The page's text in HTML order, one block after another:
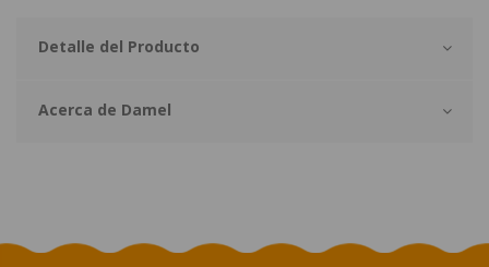
Detalle del Producto
Acerca de Damel